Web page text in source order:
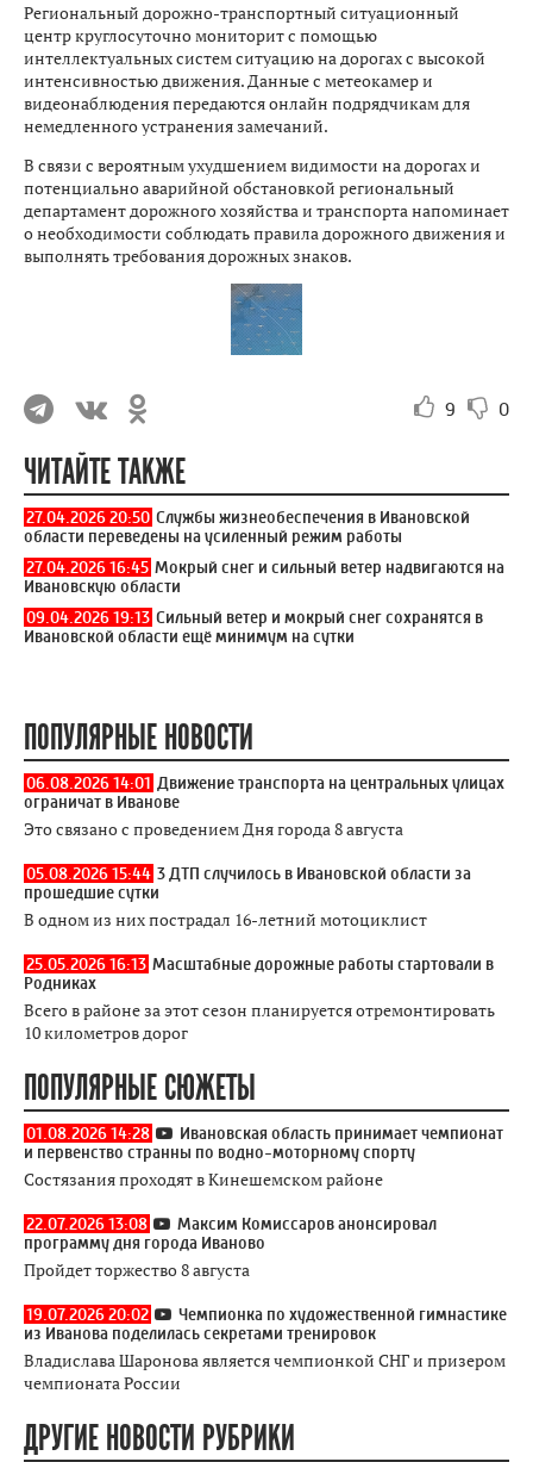
Региональный дорожно-транспортный ситуационный
центр круглосуточно мониторит с помощью
интеллектуальных систем ситуацию на дорогах с высокой
интенсивностью движения. Данные с метеокамер и
видеонаблюдения передаются онлайн подрядчикам для
немедленного устранения замечаний.
В связи с вероятным ухудшением видимости на дорогах и
потенциально аварийной обстановкой региональный
департамент дорожного хозяйства и транспорта напоминает
о необходимости соблюдать правила дорожного движения и
выполнять требования дорожных знаков.
9 0
ЧИТАЙТЕ ТАКЖЕ
27.04.2026 20:50 Службы жизнеобеспечения в Ивановской
области переведены на усиленный режим работы
27.04.2026 16:45 Мокрый снег и сильный ветер надвигаются на
Ивановскую области
09.04.2026 19:13 Сильный ветер и мокрый снег сохранятся в
Ивановской области ещё минимум на сутки
ПОПУЛЯРНЫЕ НОВОСТИ
06.08.2026 14:01 Движение транспорта на центральных улицах
ограничат в Иванове
Это связано с проведением Дня города 8 августа
05.08.2026 15:44 3 ДТП случилось в Ивановской области за
прошедшие сутки
В одном из них пострадал 16-летний мотоциклист
25.05.2026 16:13 Масштабные дорожные работы стартовали в
Родниках
Всего в районе за этот сезон планируется отремонтировать
10 километров дорог
ПОПУЛЯРНЫЕ СЮЖЕТЫ
01.08.2026 14:28
Ивановская область принимает чемпионат
и первенство странны по водно-моторному спорту
Состязания проходят в Кинешемском районе
22.07.2026 13:08
Максим Комиссаров анонсировал
программу дня города Иваново
Пройдет торжество 8 августа
19.07.2026 20:02
Чемпионка по художественной гимнастике
из Иванова поделилась секретами тренировок
Владислава Шаронова является чемпионкой СНГ и призером
чемпионата России
ДРУГИЕ НОВОСТИ РУБРИКИ